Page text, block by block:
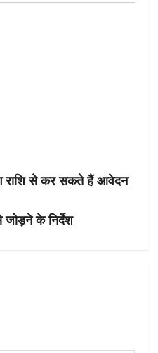
राशि से कर सकते हैं आवेदन
जोड़ने के निर्देश